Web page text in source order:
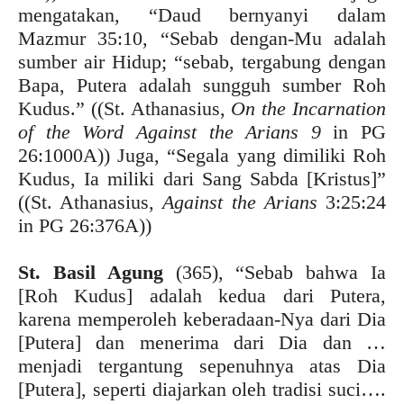
mengatakan, “Daud bernyanyi dalam
Mazmur 35:10, “Sebab dengan-Mu adalah
sumber air Hidup; “sebab, tergabung dengan
Bapa, Putera adalah sungguh sumber Roh
Kudus.” ((St. Athanasius, On the Incarnation
of the Word Against the Arians 9in PG
26:1000A)) Juga, “Segala yang dimiliki Roh
Kudus, Ia miliki dari Sang Sabda [Kristus]”
((St. Athanasius,Against the Arians 3:25:24
in PG 26:376A))
St. Basil Agung(365), “Sebab bahwa Ia
[Roh Kudus] adalah kedua dari Putera,
karena memperoleh keberadaan-Nya dari Dia
[Putera] dan menerima dari Dia dan …
menjadi tergantung sepenuhnya atas Dia
[Putera], seperti diajarkan oleh tradisi suci….